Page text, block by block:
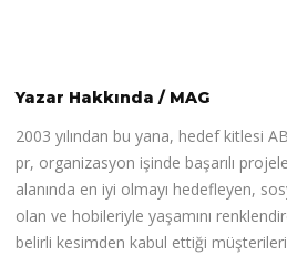
Yazar Hakkında / MAG
2003 yılından bu yana, hedef kitlesi
pr, organizasyon işinde başarılı
alanında en iyi olmayı hedefleyen,
olan ve hobileriyle yaşamını
belirli kesimden kabul ettiği